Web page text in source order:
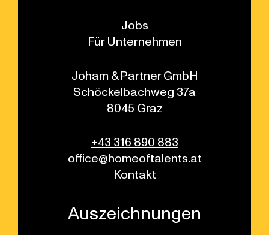
Jobs
Für Unternehmen
Joham & Partner GmbH
Schöckelbachweg 37a
8045 Graz
+43 316 890 883
office@homeoftalents.at
Kontakt
Auszeichnungen